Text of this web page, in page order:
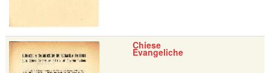
Chiese
Evangeliche